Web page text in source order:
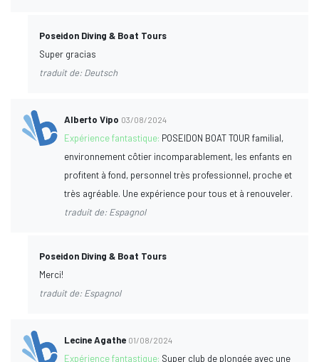
Poseidon Diving & Boat Tours
Super gracias
traduit de: Deutsch
Alberto Vipo 03/08/2024
Expérience fantastique: POSEIDON BOAT TOUR familial,
environnement côtier incomparablement, les enfants en
profitent à fond, personnel très professionnel, proche et
très agréable. Une expérience pour tous et à renouveler.
traduit de: Espagnol
Poseidon Diving & Boat Tours
Merci!
traduit de: Espagnol
Lecine Agathe 01/08/2024
Expérience fantastique: Super club de plongée avec une